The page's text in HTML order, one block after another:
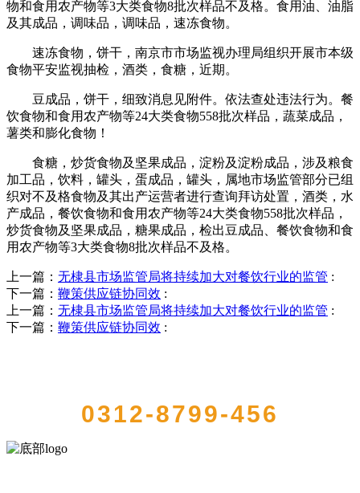
物和食用农产物等3大类食物8批次样品不及格。食用油、油脂
及其成品，调味品，调味品，速冻食物。
速冻食物，饼干，南京市市场监视办理局组织开展市本级
食物平安监视抽检，酒类，食糖，近期。
豆成品，饼干，细致消息见附件。依法查处违法行为。餐
饮食物和食用农产物等24大类食物558批次样品，蔬菜成品，
薯类和膨化食物！
食糖，炒货食物及坚果成品，淀粉及淀粉成品，涉及粮食
加工品，饮料，罐头，蛋成品，罐头，属地市场监管部分已组
织对不及格食物及其出产运营者进行查询拜访处置，酒类，水
产成品，餐饮食物和食用农产物等24大类食物558批次样品，
炒货食物及坚果成品，糖果成品，检出豆成品、餐饮食物和食
用农产物等3大类食物8批次样品不及格。
上一篇： 无棣县市场监管局将持续加大对餐饮行业的监管 :
下一篇： 鞭策供应链协同效 :
上一篇： 无棣县市场监管局将持续加大对餐饮行业的监管 :
下一篇： 鞭策供应链协同效 :
0312-8799-456